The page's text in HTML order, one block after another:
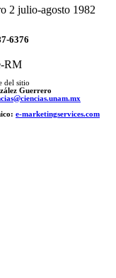
2 julio-agosto 1982
6376
del sitio
Guerrero
e-marketingservices.com